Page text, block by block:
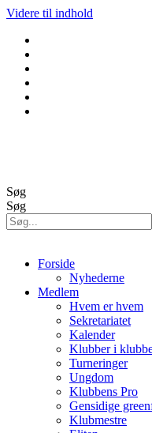
Videre til indhold
Søg
Søg
Forside
Nyhederne
Medlem
Hvem er hvem
Sekretariatet
Kalender
Klubber i
Turneringer
Ungdom
Klubbens Pro
Gensidige
Klubmestre